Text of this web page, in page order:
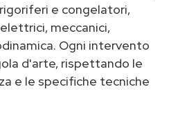
e congelatori,
meccanici,
Ogni intervento
d'arte, rispettando le
e le specifiche tecniche